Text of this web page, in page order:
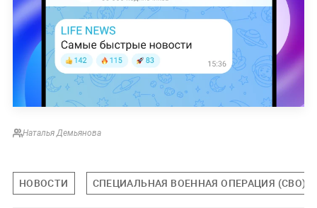
Наталья Демьянова
НОВОСТИ СПЕЦИАЛЬНАЯ ВОЕННАЯ ОПЕРАЦИЯ (СВО)